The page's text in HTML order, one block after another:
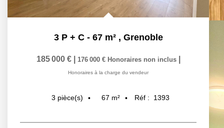
3 P + C - 67 m² , Grenoble
185 000 € 176 000 € Honoraires non inclus
Honoraires à la charge du vendeur
3 pièce(s) 67 m² Réf : 1393